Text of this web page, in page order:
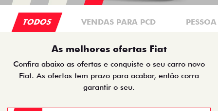
TODOS VENDAS PARA PCD
As melhores ofertas Fiat
Confira abaixo as ofertas e conquiste o seu carro novo
Fiat. As ofertas tem prazo para acabar, então corra
garantir o seu.